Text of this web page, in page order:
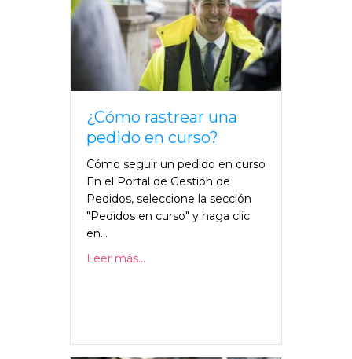
¿Cómo rastrear una
pedido en curso?
Cómo seguir un pedido en curso
En el Portal de Gestión de
Pedidos, seleccione la sección
"Pedidos en curso" y haga clic
en...
Leer más...